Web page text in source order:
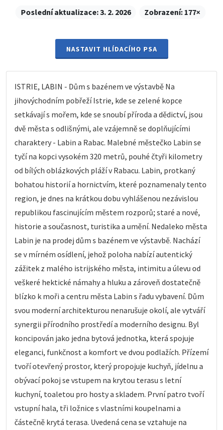
Poslední aktualizace:3. 2. 2026 Zobrazení: 177×
NASTAVIT HLÍDACÍHO PSA
ISTRIE, LABIN - Dům s bazénem ve výstavbě Na
jihovýchodním pobřeží Istrie, kde se zelené kopce
setkávají s mořem, kde se snoubí příroda a dědictví, jsou
dvě města s odlišnými, ale vzájemně se doplňujícími
charaktery - Labin a Rabac. Malebné městečko Labin se
tyčí na kopci vysokém 320 metrů, pouhé čtyři kilometry
od bílých oblázkových pláží v Rabacu. Labin, protkaný
bohatou historií a hornictvím, které poznamenaly tento
region, je dnes na krátkou dobu vyhlášenou nezávislou
republikou fascinujícím městem rozporů; staré a nové,
historie a současnost, turistika a umění. Nedaleko města
Labin je na prodej dům s bazénem ve výstavbě. Nachází
se v mírném osídlení, jehož poloha nabízí autentický
zážitek z malého istrijského města, intimitu a úlevu od
veškeré hektické námahy a hluku a zároveň dostatečně
blízko k moři a centru města Labin s řadu vybavení. Dům
svou moderní architekturou nenarušuje okolí, ale vytváří
synergii přírodního prostředí a moderního designu. Byl
koncipován jako jedna bytová jednotka, která spojuje
eleganci, funkčnost a komfort ve dvou podlažích. Přízemí
tvoří otevřený prostor, který propojuje kuchyň, jídelnu a
obývací pokoj se vstupem na krytou terasu s letní
kuchyní, toaletou pro hosty a skladem. První patro tvoří
vstupní hala, tři ložnice s vlastními koupelnami a
částečně krytá terasa. Uvedená cena se vztahuje na